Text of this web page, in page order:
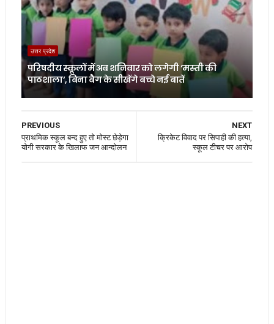
उत्तर प्रदेश
परिषदीय स्कूलों में अब शनिवार को लगेगी ‘मस्ती की
पाठशाला’, बिना बैग के सीखेंगे बच्चे नई बातें
NEXT
क्रिकेट विवाद पर सिपाही की हत्या,
स्कूल टीचर पर आरोप
PREVIOUS
प्राथमिक स्कूल बन्द हुए तो मोस्ट छेड़ेगा
योगी सरकार के खिलाफ जन आन्दोलन